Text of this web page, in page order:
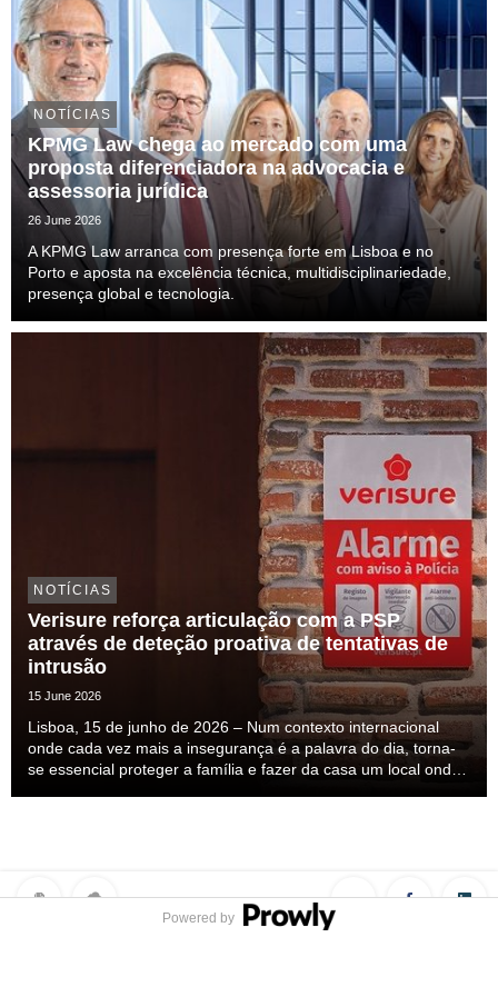
NOTÍCIAS
KPMG Law chega ao mercado com uma
proposta diferenciadora na advocacia e
assessoria jurídica
26 June 2026
A KPMG Law arranca com presença forte em Lisboa e no
Porto e aposta na excelência técnica, multidisciplinariedade,
presença global e tecnologia.
NOTÍCIAS
Verisure reforça articulação com a PSP
através de deteção proativa de tentativas de
intrusão
15 June 2026
Lisboa, 15 de junho de 2026 – Num contexto internacional
onde cada vez mais a insegurança é a palavra do dia, torna-
se essencial proteger a família e fazer da casa um local onde
Powered by